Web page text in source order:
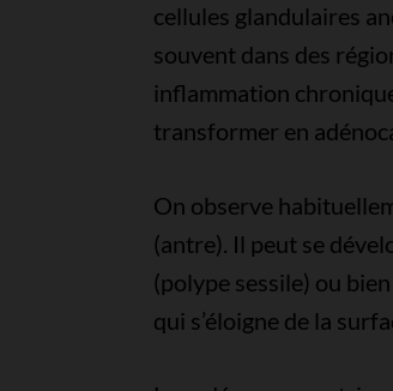
cellules glandulaires
souvent dans des
inflammation
transformer en
On observe
(antre). Il peut se
(polype sessile) ou
qui s’éloigne de la